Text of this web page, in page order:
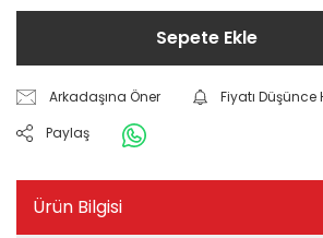
Sepete Ekle
Arkadaşına Öner
Fiyatı Düşünce
Paylaş
Ürün Bilgisi